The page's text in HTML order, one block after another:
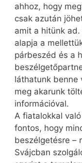
ahhoz, hogy
csak azután
amit a hitünk
alapja a
párbeszéd és a
láthatunk benne
meg akarunk
információval.
A fiatalokkal
fontos, hogy
beszélgetésre –
Svájcban